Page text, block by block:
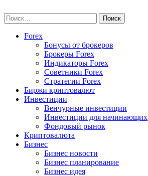
to
content
Найти:
Forex
Бонусы от брокеров
Брокеры Forex
Индикаторы Forex
Советники Forex
Стратегии Forex
Биржи криптовалют
Инвестиции
Венчурные инвестиции
Инвестиции для начинающих
Фондовый рынок
Криптовалюта
Бизнес
Бизнес новости
Бизнес планирование
Бизнес идея